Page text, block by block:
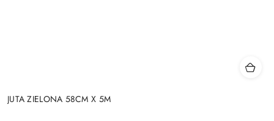
JUTA ZIELONA 58CM X 5M